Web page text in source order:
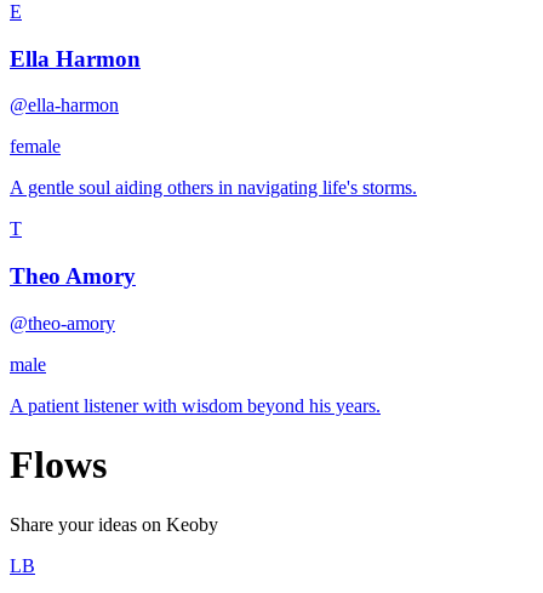
E
Ella Harmon
@ella-harmon
female
A gentle soul aiding others in navigating life's storms.
T
Theo Amory
@theo-amory
male
A patient listener with wisdom beyond his years.
Flows
Share your ideas on Keoby
LB